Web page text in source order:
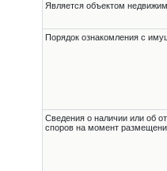
Является объектом
Порядок ознакомления с
Cведения о наличии или об
споров на момент